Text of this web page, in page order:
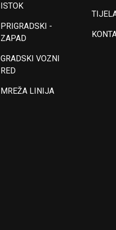
ISTOK
PRIGRADSKI -
ZAPAD
GRADSKI VOZNI
RED
MREŽA LINIJA